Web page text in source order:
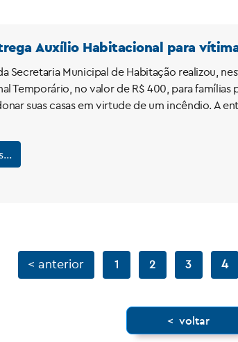
Auxílio Habitacional para
Secretaria Municipal de Habitação realizou,
Temporário, no valor de R$ 400, para
suas casas em virtude de um incêndio. A
< anterior 1 2 3 4
< voltar